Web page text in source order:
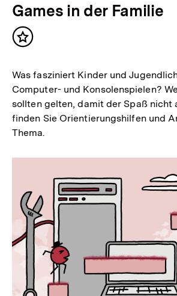
Games in der Familie
Inhalt
Was fasziniert Kinder und
Computer- und Konsolenspielen?
sollten gelten, damit der Spaß nicht
finden Sie Orientierungshilfen und
Thema.